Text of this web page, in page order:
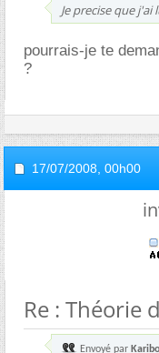
Je precise que j'ai
pourrais-je te
?
17/07/2008, 00h00
Re : Théorie
Envoyé par